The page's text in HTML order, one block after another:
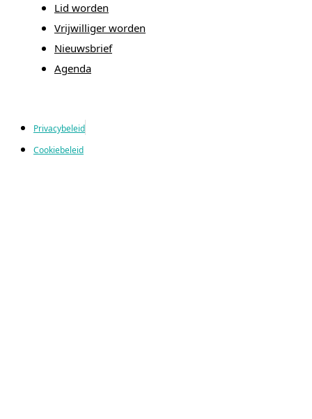
Lid worden
Vrijwilliger worden
Nieuwsbrief
Agenda
Privacybeleid
Cookiebeleid